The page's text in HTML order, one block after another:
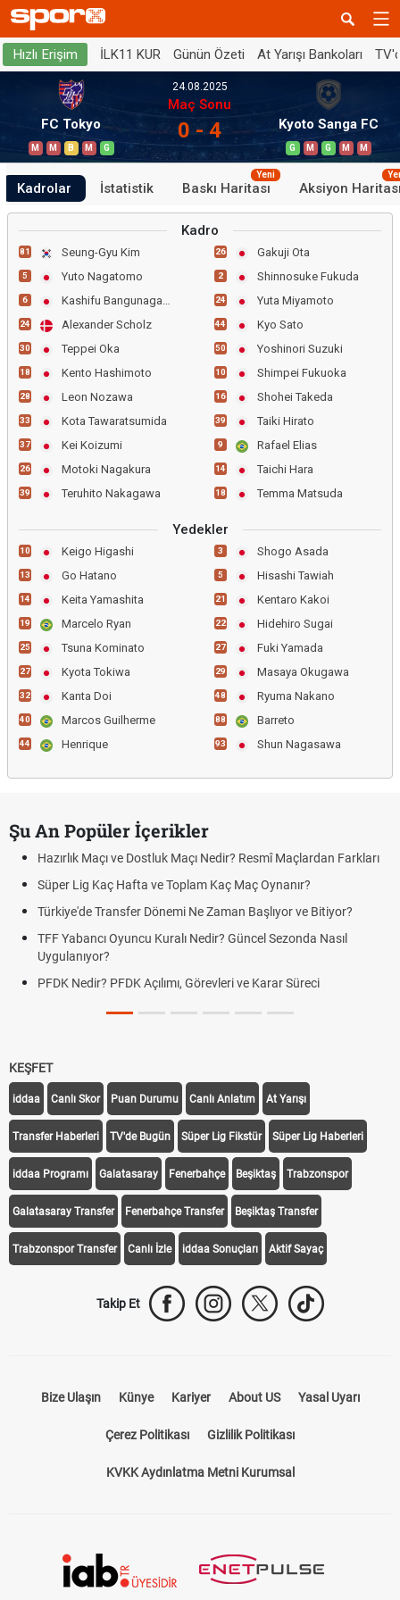
Hızlı Erişim İLK11 KUR Günün Özeti At Yarışı Bankoları
FC Tokyo
M M B M G
24.08.2025
Maç Sonu
0 - 4 Kyoto Sanga FC
G M G M M
Kadrolar İstatistik Baskı Haritası
Yeni
Aksiyon
Kadro
81 Seung-Gyu Kim
5 Yuto Nagatomo
6 Kashifu Bangunagande
24 Alexander Scholz
30 Teppei Oka
18 Kento Hashimoto
28 Leon Nozawa
33 Kota Tawaratsumida
37 Kei Koizumi
26 Motoki Nagakura
39 Teruhito Nakagawa
26 Gakuji Ota
2 Shinnosuke Fukuda
24 Yuta Miyamoto
44 Kyo Sato
50 Yoshinori Suzuki
10 Shimpei Fukuoka
16 Shohei Takeda
39 Taiki Hirato
9 Rafael Elias
14 Taichi Hara
18 Temma Matsuda
Yedekler
10 Keigo Higashi
13 Go Hatano
14 Keita Yamashita
19 Marcelo Ryan
25 Tsuna Kominato
27 Kyota Tokiwa
32 Kanta Doi
40 Marcos Guilherme
44 Henrique
3 Shogo Asada
5 Hisashi Tawiah
21 Kentaro Kakoi
22 Hidehiro Sugai
27 Fuki Yamada
29 Masaya Okugawa
48 Ryuma Nakano
88 Barreto
93 Shun Nagasawa
Şu An Popüler İçerikler
Hazırlık Maçı ve Dostluk Maçı Nedir? Resmî Maçlardan Farkları
Süper Lig Kaç Hafta ve Toplam Kaç Maç Oynanır?
Türkiye'de Transfer Dönemi Ne Zaman Başlıyor ve Bitiyor?
TFF Yabancı Oyuncu Kuralı Nedir? Güncel Sezonda Nasıl
Uygulanıyor?
PFDK Nedir? PFDK Açılımı, Görevleri ve Karar Süreci
KEŞFET
iddaa Canlı Skor Puan Durumu Canlı Anlatım At Yarışı
Transfer Haberleri TV'de Bugün Süper Lig Fikstür Süper Lig Haberleri
iddaa Programı Galatasaray Fenerbahçe Beşiktaş Trabzonspor
Galatasaray Transfer Fenerbahçe Transfer Beşiktaş Transfer
Trabzonspor Transfer Canlı İzle iddaa Sonuçları Aktif Sayaç
Takip Et
Bize Ulaşın Künye Kariyer About US Yasal Uyarı
Çerez Politikası Gizlilik Politikası
KVKK Aydınlatma Metni Kurumsal